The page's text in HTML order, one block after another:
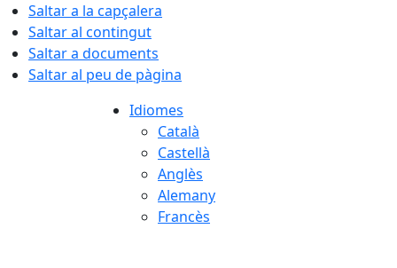
Saltar a la capçalera
Saltar al contingut
Saltar a documents
Saltar al peu de pàgina
Idiomes
Català
Castellà
Anglès
Alemany
Francès